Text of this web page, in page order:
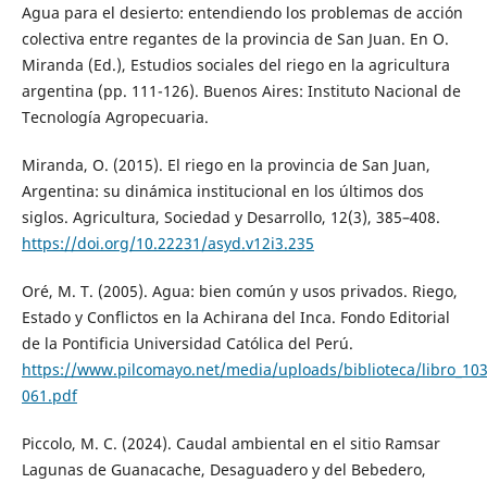
Agua para el desierto: entendiendo los problemas de acción
colectiva entre regantes de la provincia de San Juan. En O.
Miranda (Ed.), Estudios sociales del riego en la agricultura
argentina (pp. 111-126). Buenos Aires: Instituto Nacional de
Tecnología Agropecuaria.
Miranda, O. (2015). El riego en la provincia de San Juan,
Argentina: su dinámica institucional en los últimos dos
siglos. Agricultura, Sociedad y Desarrollo, 12(3), 385–408.
https://doi.org/10.22231/asyd.v12i3.235
Oré, M. T. (2005). Agua: bien común y usos privados. Riego,
Estado y Conflictos en la Achirana del Inca. Fondo Editorial
de la Pontificia Universidad Católica del Perú.
https://www.pilcomayo.net/media/uploads/biblioteca/
061.pdf
Piccolo, M. C. (2024). Caudal ambiental en el sitio Ramsar
Lagunas de Guanacache, Desaguadero y del Bebedero,